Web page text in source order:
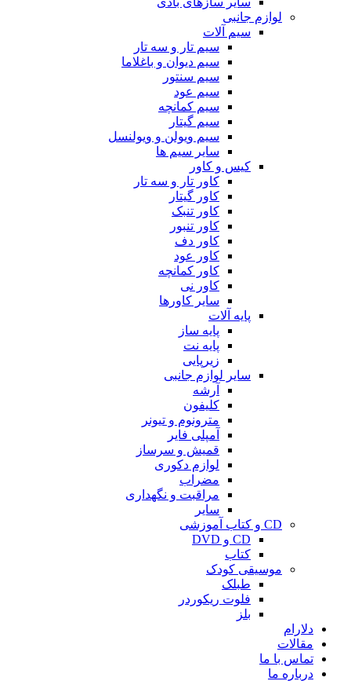
لوازم جانبی
سیم آلات
سیم تار و سه تار
سیم دیوان و باغلاما
سیم سنتور
سیم عود
سیم کمانچه
سیم گیتار
سیم ویولن و ویولنسل
سایر سیم ها
کیس و کاور
کاور تار و سه تار
کاور گیتار
کاور تنبک
کاور تنبور
کاور دف
کاور عود
کاور کمانچه
کاور نی
سایر کاورها
پایه آلات
پایه ساز
پایه نت
زیرپایی
سایر لوازم جانبی
آرشه
کلیفون
مترونوم و تیونر
آمپلی فایر
قمیش و سرساز
لوازم دکوری
مضراب
مراقبت و نگهداری
سایر
CD و کتاب آموزشی
CD و DVD
کتاب
موسیقی کودک
طبلک
فلوت ریکوردر
بلز
دلارام
مقالات
تماس با ما
درباره ما